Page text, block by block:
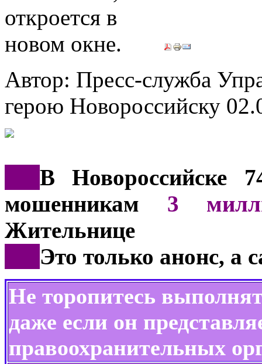
Автор: Пресс-служба
герою Новороссийску
В Новороссийске
мошенникам 3
Жительнице
Это только анонс, а
Не торопитесь
даже если он
правоохранительных